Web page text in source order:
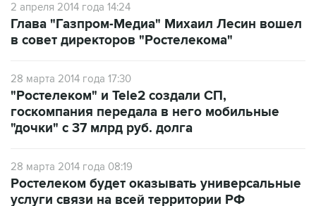
2 апреля 2014 года 14:24
Глава "Газпром-Медиа" Михаил Лесин вошел
в совет директоров "Ростелекома"
28 марта 2014 года 17:30
"Ростелеком" и Tele2 создали СП,
госкомпания передала в него мобильные
"дочки" с 37 млрд руб. долга
28 марта 2014 года 08:19
Ростелеком будет оказывать универсальные
услуги связи на всей территории РФ